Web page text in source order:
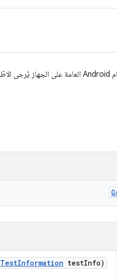
TestInformation testInfo)